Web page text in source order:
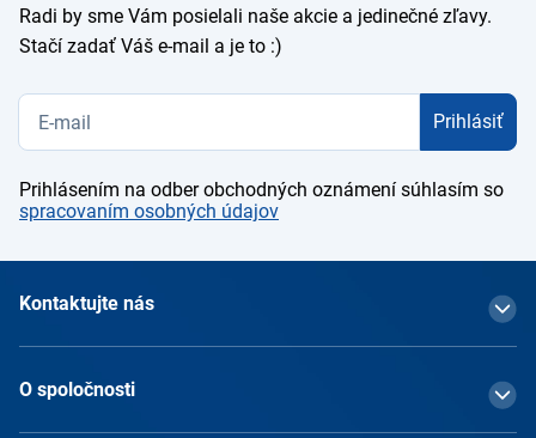
Radi by sme Vám posielali naše akcie a jedinečné zľavy.
Stačí zadať Váš e-mail a je to :)
Prihlásiť
Prihlásením na odber obchodných oznámení súhlasím so
spracovaním osobných údajov
Kontaktujte nás
O spoločnosti